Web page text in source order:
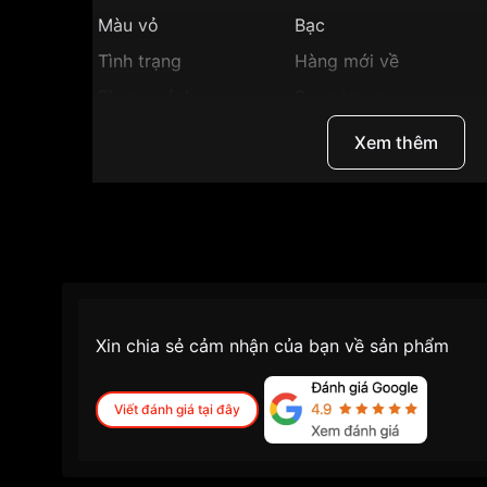
Màu vỏ
Bạc
Tình trạng
Hàng mới về
Lịch ngày, Giờ, phút,
8.4mm
Xem thêm
Xin chia sẻ cảm nhận của bạn về sản phẩm
Viết đánh giá tại đây